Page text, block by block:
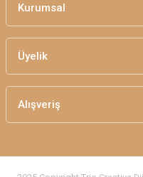
Kurumsal
Üyelik
Alışveriş